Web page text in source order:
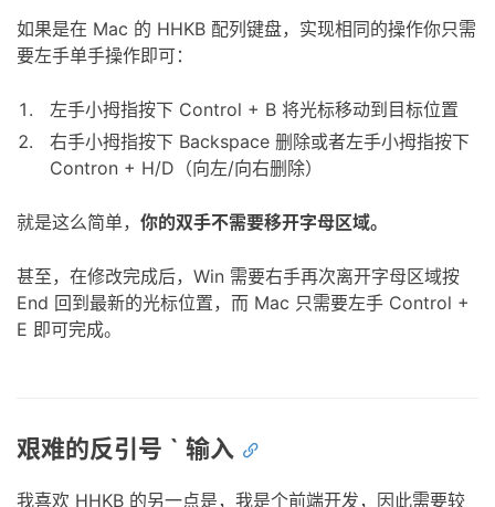
如果是在 Mac 的 HHKB 配列键盘，实现相同的操作你只需
要左手单手操作即可：
左手小拇指按下 Control + B 将光标移动到目标位置
右手小拇指按下 Backspace 删除或者左手小拇指按下
Contron + H/D（向左/向右删除）
就是这么简单， 你的双手不需要移开字母区域。
甚至，在修改完成后，Win 需要右手再次离开字母区域按
End 回到最新的光标位置，而 Mac 只需要左手 Control +
E 即可完成。
艰难的反引号 ` 输入
我喜欢 HHKB 的另一点是，我是个前端开发，因此需要较